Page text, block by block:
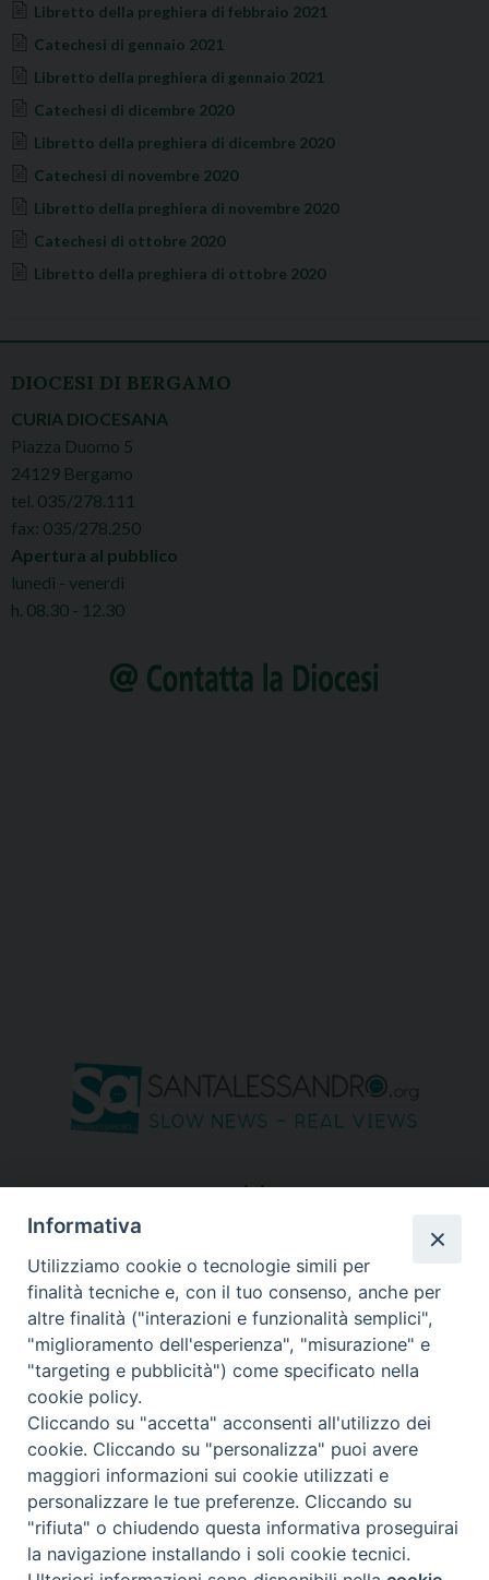
Libretto della preghiera di febbraio 2021
Catechesi di gennaio 2021
Libretto della preghiera di gennaio 2021
Catechesi di dicembre 2020
Libretto della preghiera di dicembre 2020
Catechesi di novembre 2020
Libretto della preghiera di novembre 2020
Catechesi di ottobre 2020
Libretto della preghiera di ottobre 2020
DIOCESI DI BERGAMO
CURIA DIOCESANA
Piazza Duomo 5
24129 Bergamo
tel. 035/278.111
fax: 035/278.250
Apertura al pubblico
lunedì - venerdì
h. 08.30 - 12.30
seguici su
Copyright © 2026 Diocesi di Bergamo - C. F. 01072200163 - Tutti i
diritti riservati. -Note legali -Privacy policy
Informativa
Utilizziamo cookie o tecnologie simili per
finalità tecniche e, con il tuo consenso, anche per
altre finalità ("interazioni e funzionalità semplici",
"miglioramento dell'esperienza", "misurazione" e
"targeting e pubblicità") come specificato nella
cookie policy.
Cliccando su "accetta" acconsenti all'utilizzo dei
cookie. Cliccando su "personalizza" puoi avere
maggiori informazioni sui cookie utilizzati e
personalizzare le tue preferenze. Cliccando su
"rifiuta" o chiudendo questa informativa proseguirai
la navigazione installando i soli cookie tecnici.